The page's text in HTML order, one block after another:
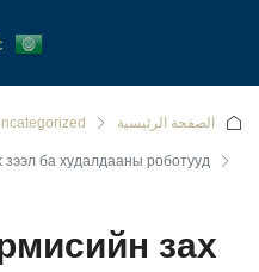
الصفحة الرئيسية
ба худалдааны роботууд
зах